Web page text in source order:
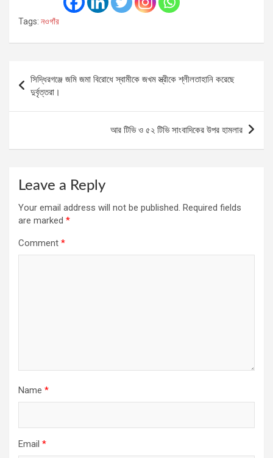
Tags: নওগাঁর
navigation
সিদ্ধিরগঞ্জে জমি জমা বিরোধে স্বামীকে জখম স্ত্রীকে শ্লীলতাহানি করেছে
দুর্বৃত্তরা।
আর টিভি ও ৫২ টিভি সাংবাদিকের উপর হামলার
Leave a Reply
Your email address will not be published. Required fields
are marked *
Comment *
Name *
Email *